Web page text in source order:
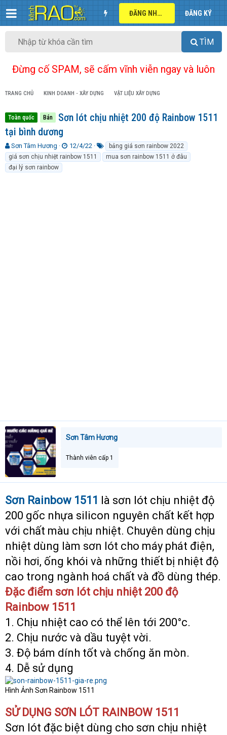
ĐĂNG NHẬP ĐĂNG KÝ
TÌM
Đừng cố SPAM, sẽ cấm vĩnh viễn ngay và luôn
TRANG CHỦ KINH DOANH - XÂY DỰNG VẬT LIỆU XÂY DỰNG
Toàn quốc Bán
Sơn lót chịu nhiệt 200 độ Rainbow 1511
tại bình dương
T
h
r
e
Sơn Tâm Hương
N
g
à
12/4/22
ừ
k
bảng giá sơn rainbow 2022
giá sơn chịu nhiệt rainbow 1511
mua sơn rainbow 1511 ở đâu
đại lý sơn rainbow
Sơn Tâm Hương
Thành viên cấp 1
Sơn Rainbow 1511
là sơn lót chịu nhiệt độ
200 gốc nhựa silicon nguyên chất kết hợp
với chất màu chịu nhiệt. Chuyên dùng chịu
nhiệt dùng làm sơn lót cho máy phát điện,
nồi hơi, ống khói và những thiết bị nhiệt độ
cao trong ngành hoá chất và đồ dùng thép.
Đặc điểm sơn lót chịu nhiệt 200 độ
Rainbow 1511
1. Chịu nhiệt cao có thể lên tới 200°c.
2. Chịu nước và dầu tuyệt vời.
3. Độ bám dính tốt và chống ăn mòn.
4. Dễ sử dụng
Hình Ảnh Sơn Rainbow 1511
SỬ DỤNG SƠN LÓT RAINBOW 1511
Sơn lót đặc biệt dùng cho sơn chịu nhiệt